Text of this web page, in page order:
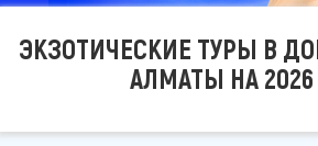
ЭКЗОТИЧЕСКИЕ ТУРЫ В
АЛМАТЫ НА